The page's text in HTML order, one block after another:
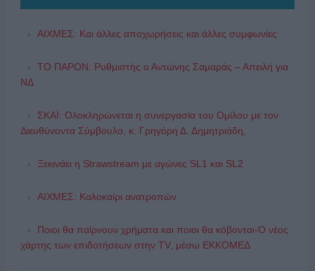
ΑΙΧΜΕΣ: Και άλλες αποχωρήσεις και άλλες συμφωνίες
ΤΟ ΠΑΡΟΝ: Ρυθμιστής ο Αντώνης Σαμαράς – Απειλή για
ΝΔ
ΣΚΑΪ: Ολοκληρώνεται η συνεργασία του Ομίλου με τον
Διευθύνοντα Σύμβουλο, κ. Γρηγόρη Δ. Δημητριάδη,
Ξεκινάει η Strawstream με αγώνες SL1 και SL2
ΑΙΧΜΕΣ: Καλοκαίρι ανατροπών
Ποιοι θα παίρνουν χρήματα και ποιοι θα κόβονται-Ο νέος
χάρτης των επιδοτήσεων στην TV, μέσω ΕΚΚΟΜΕΔ